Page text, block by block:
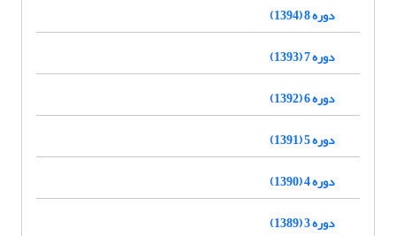
دوره 8 (1394)
دوره 7 (1393)
دوره 6 (1392)
دوره 5 (1391)
دوره 4 (1390)
دوره 3 (1389)